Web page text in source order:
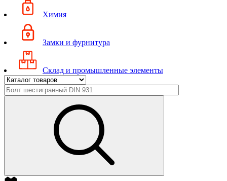
Химия
Замки и фурнитура
Склад и промышленные элементы